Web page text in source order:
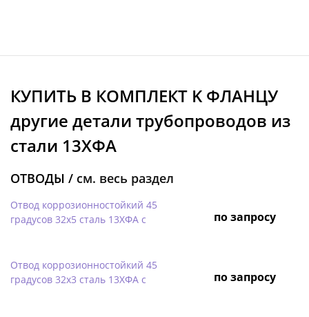
КУПИТЬ В КОМПЛЕКТ K ФЛАНЦУ
другие детали трубопроводов из
стали 13ХФА
ОТВОДЫ / см. весь раздел
Отвод коррозионностойкий 45
градусов 32х5 сталь 13ХФА с
по запросу
Отвод коррозионностойкий 45
градусов 32х3 сталь 13ХФА с
по запросу